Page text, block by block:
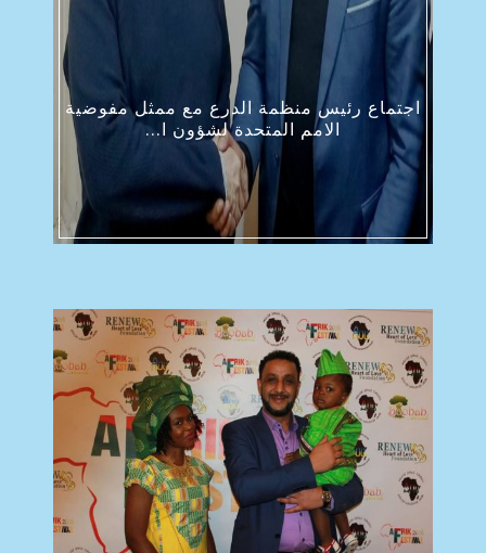
اجتماع رئيس منظمة الدرع مع ممثل مفوضية
الامم المتحدة لشؤون ا...